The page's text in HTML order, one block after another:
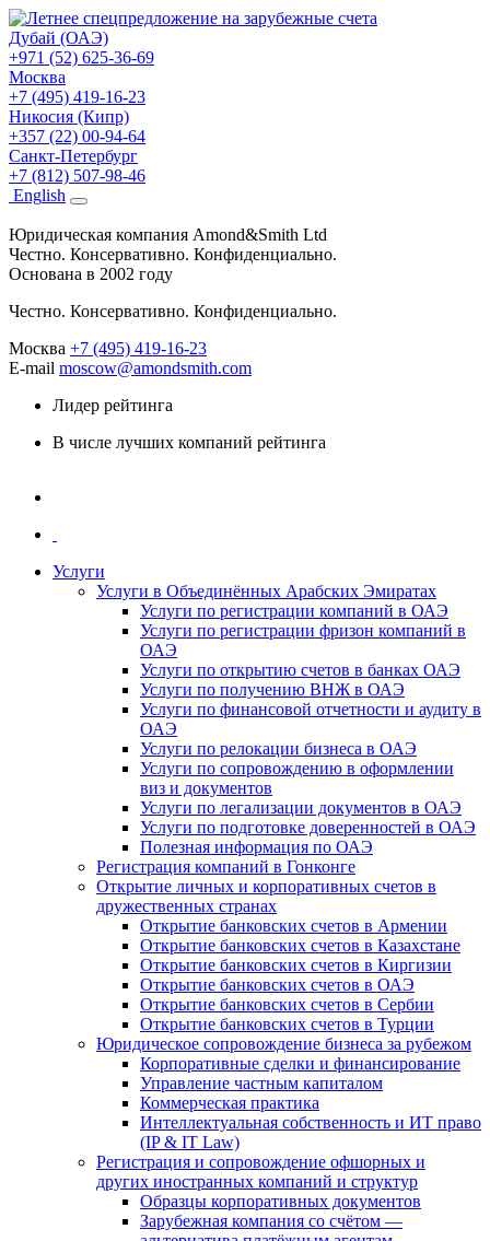
Дубай (ОАЭ)
+971 (52) 625-36-69
Москва
+7 (495) 419-16-23
Никосия (Кипр)
+357 (22) 00-94-64
Санкт-Петербург
+7 (812) 507-98-46
English
Юридическая компания Amond&Smith Ltd
Честно. Консервативно. Конфиденциально.
Основана в 2002 году
Честно. Консервативно. Конфиденциально.
Москва +7 (495) 419-16-23
E-mail moscow@amondsmith.com
Лидер рейтинга
В числе лучших компаний рейтинга
Услуги
Услуги в Объединённых Арабских Эмиратах
Услуги по регистрации компаний в ОАЭ
Услуги по регистрации фризон компаний в
ОАЭ
Услуги по открытию счетов в банках ОАЭ
Услуги по получению ВНЖ в ОАЭ
Услуги по финансовой отчетности и аудиту в
ОАЭ
Услуги по релокации бизнеса в ОАЭ
Услуги по сопровождению в оформлении
виз и документов
Услуги по легализации документов в ОАЭ
Услуги по подготовке доверенностей в ОАЭ
Полезная информация по ОАЭ
Регистрация компаний в Гонконге
Открытие личных и корпоративных счетов в
дружественных странах
Открытие банковских счетов в Армении
Открытие банковских счетов в Казахстане
Открытие банковских счетов в Киргизии
Открытие банковских счетов в ОАЭ
Открытие банковских счетов в Сербии
Открытие банковских счетов в Турции
Юридическое сопровождение бизнеса за рубежом
Корпоративные сделки и финансирование
Управление частным капиталом
Коммерческая практика
Интеллектуальная собственность и ИТ право
(IP & IT Law)
Регистрация и сопровождение офшорных и
других иностранных компаний и структур
Образцы корпоративных документов
Зарубежная компания со счётом —